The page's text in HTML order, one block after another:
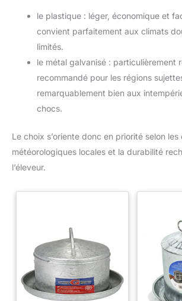
le plastique : léger, économique et
convient parfaitement aux climats
limités.
le métal galvanisé : particulièrement
recommandé pour les régions
remarquablement bien aux
chocs.
Le choix s’oriente donc en priorité selon
météorologiques locales et la durabilité
l’éleveur.